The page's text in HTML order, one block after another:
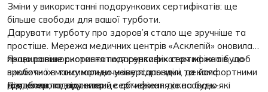
Зміни у використанні подарункових сертифікатів: ще
більше свободи для вашої турботи.
Дарувати турботу про здоров’я стало ще зручніше та
простіше. Мережа медичних центрів «Асклепій» оновила
правила використання подарункових сертифікатів, щоб
зробити їх максимально універсальними та комфортними
для кожного власника.
Якщо раніше скористатися сертифікатом можна було
виключно в тому юридичному підрозділі, де його
придбали, то відтепер це обмеження скасовано.
Відтепер подарунковий сертифікат діє на будь-які